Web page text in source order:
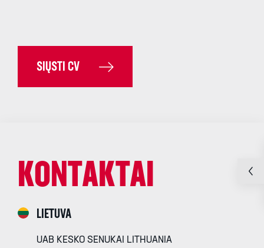
SIŲSTI CV
KONTAKTAI
LIETUVA
UAB KESKO SENUKAI LITHUANIA